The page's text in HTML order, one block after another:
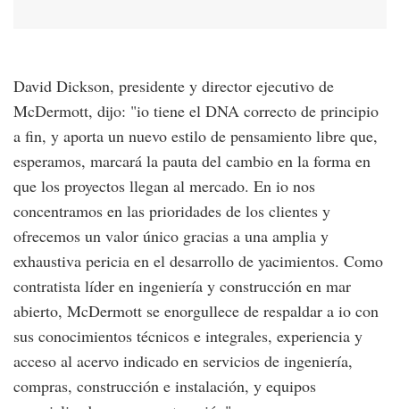
David Dickson, presidente y director ejecutivo de
McDermott, dijo: "io tiene el DNA correcto de principio
a fin, y aporta un nuevo estilo de pensamiento libre que,
esperamos, marcará la pauta del cambio en la forma en
que los proyectos llegan al mercado. En io nos
concentramos en las prioridades de los clientes y
ofrecemos un valor único gracias a una amplia y
exhaustiva pericia en el desarrollo de yacimientos. Como
contratista líder en ingeniería y construcción en mar
abierto, McDermott se enorgullece de respaldar a io con
sus conocimientos técnicos e integrales, experiencia y
acceso al acervo indicado en servicios de ingeniería,
compras, construcción e instalación, y equipos